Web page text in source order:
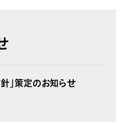
針」策定のお知らせ